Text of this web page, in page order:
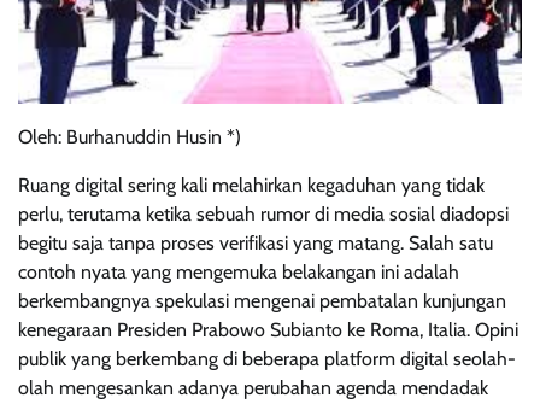
Oleh: Burhanuddin Husin *)
Ruang digital sering kali melahirkan kegaduhan yang tidak
perlu, terutama ketika sebuah rumor di media sosial diadopsi
begitu saja tanpa proses verifikasi yang matang. Salah satu
contoh nyata yang mengemuka belakangan ini adalah
berkembangnya spekulasi mengenai pembatalan kunjungan
kenegaraan Presiden Prabowo Subianto ke Roma, Italia. Opini
publik yang berkembang di beberapa platform digital seolah-
olah mengesankan adanya perubahan agenda mendadak